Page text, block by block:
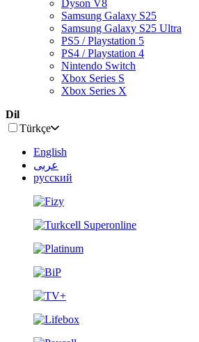
Dyson V8
Samsung Galaxy S25
Samsung Galaxy S25 Ultra
PS5 / Playstation 5
PS4 / Playstation 4
Nintendo Switch
Xbox Series S
Xbox Series X
Dil
Türkçe
English
عربى
русский